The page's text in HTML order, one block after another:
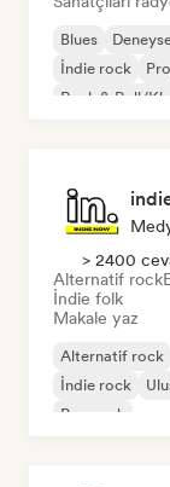
Blues
İndie rock
Rock & Roll/
> 2400
Alternatif rock
İndie folk
Makale yaz
Alternatif rock
İndie rock
Pop rock